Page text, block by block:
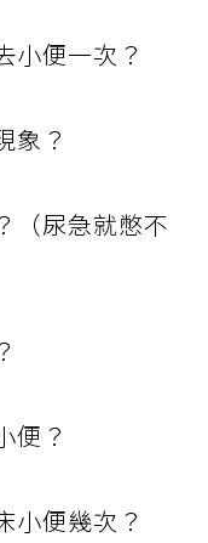
小便一次？
象？
（尿急就憋不
便？
小便幾次？